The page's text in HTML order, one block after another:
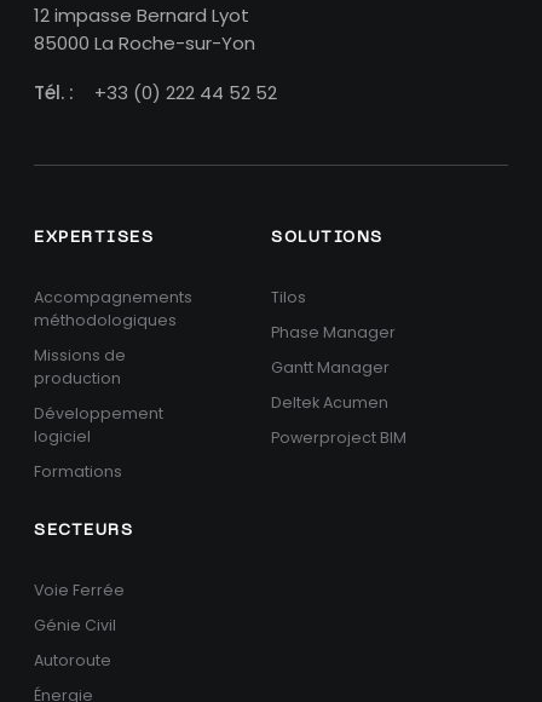
12 impasse Bernard Lyot
85000 La Roche-sur-Yon
Tél. :
+33 (0) 222 44 52 52
EXPERTISES
Accompagnements
méthodologiques
Missions de
production
Développement
logiciel
Formations
SOLUTIONS
Tilos
Phase Manager
Gantt Manager
Deltek Acumen
Powerproject BIM
SECTEURS
Voie Ferrée
Génie Civil
Autoroute
Énergie